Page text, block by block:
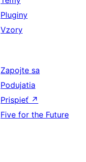
Pluginy
Vzory
Zapojte sa
Podujatia
Prispieť ↗
Five for the Future